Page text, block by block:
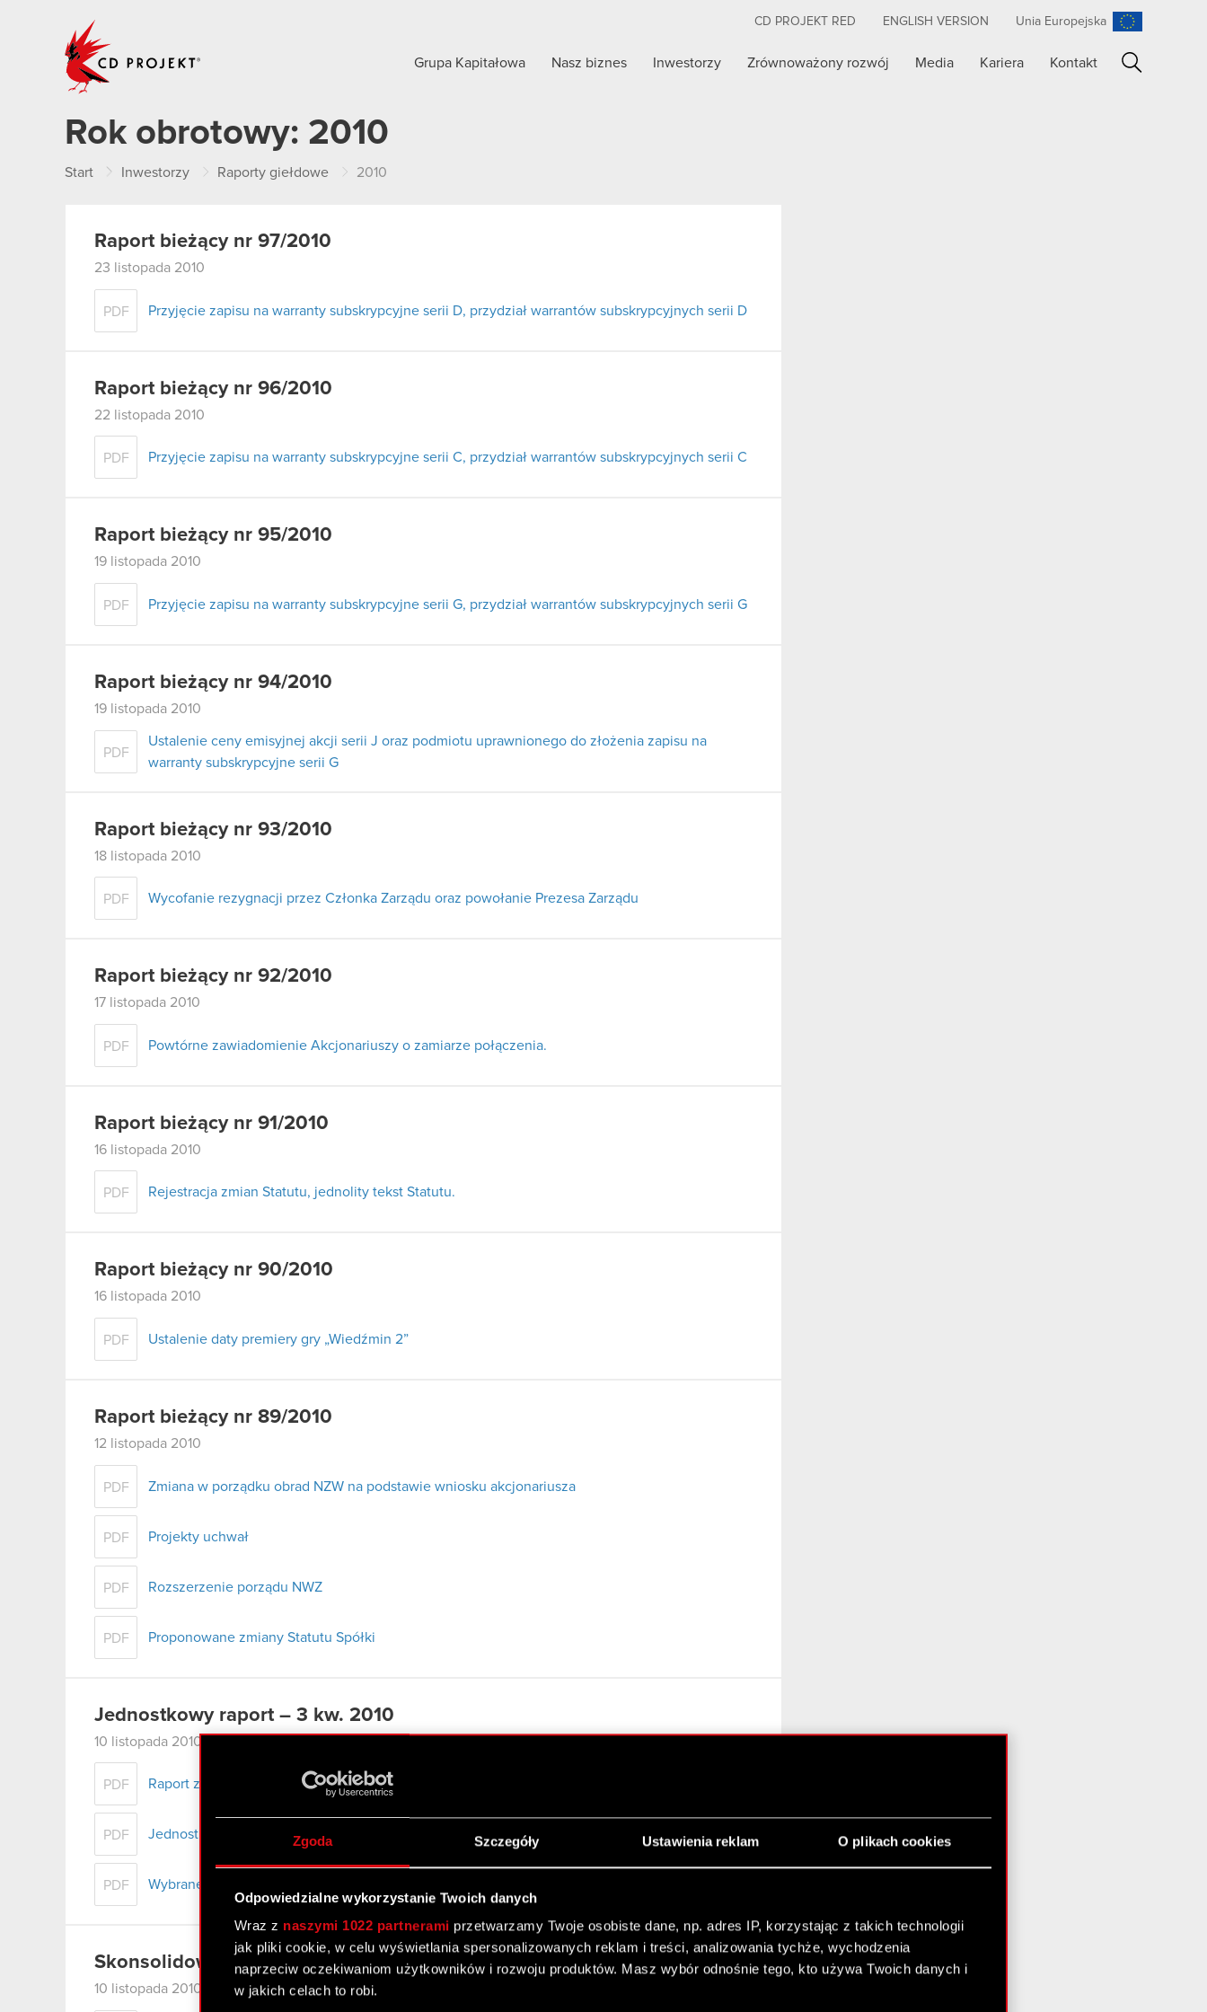
Zgoda Szczegóły Ustawienia reklam O plikach cookies
Odpowiedzialne wykorzystanie Twoich danych
Wraz z naszymi 1022 partnerami przetwarzamy Twoje osobiste dane, np. adres IP, korzystając z takich technologii
jak pliki cookie, w celu wyświetlania spersonalizowanych reklam i treści, analizowania tychże, wychodzenia
naprzeciw oczekiwaniom użytkowników i rozwoju produktów. Masz wybór odnośnie tego, kto używa Twoich danych i
w jakich celach to robi.
CD PROJEKT RED ENGLISH VERSION Unia Europejska
Grupa Kapitałowa Nasz biznes Inwestorzy Zrównoważony rozwój Media Kariera Kontakt
Rok obrotowy: 2010
Start Inwestorzy Raporty giełdowe 2010
Raport bieżący nr 97/2010
23 listopada 2010
PDF Przyjęcie zapisu na warranty subskrypcyjne serii D, przydział warrantów subskrypcyjnych serii D
Raport bieżący nr 96/2010
22 listopada 2010
PDF Przyjęcie zapisu na warranty subskrypcyjne serii C, przydział warrantów subskrypcyjnych serii C
Raport bieżący nr 95/2010
19 listopada 2010
PDF Przyjęcie zapisu na warranty subskrypcyjne serii G, przydział warrantów subskrypcyjnych serii G
Raport bieżący nr 94/2010
19 listopada 2010
PDF
Ustalenie ceny emisyjnej akcji serii J oraz podmiotu uprawnionego do złożenia zapisu na
warranty subskrypcyjne serii G
Raport bieżący nr 93/2010
18 listopada 2010
PDF Wycofanie rezygnacji przez Członka Zarządu oraz powołanie Prezesa Zarządu
Raport bieżący nr 92/2010
17 listopada 2010
PDF Powtórne zawiadomienie Akcjonariuszy o zamiarze połączenia.
Raport bieżący nr 91/2010
16 listopada 2010
PDF Rejestracja zmian Statutu, jednolity tekst Statutu.
Raport bieżący nr 90/2010
16 listopada 2010
PDF Ustalenie daty premiery gry „Wiedźmin 2”
Raport bieżący nr 89/2010
12 listopada 2010
PDF Zmiana w porządku obrad NZW na podstawie wniosku akcjonariusza
PDF Projekty uchwał
PDF Rozszerzenie porządu NWZ
PDF Proponowane zmiany Statutu Spółki
Jednostkowy raport – 3 kw. 2010
10 listopada 2010
PDF Raport za 3 kwartał 2010 r
PDF Jednostkowe sprawozdanie finansowe
PDF Wybrane dane finansowe
Skonsolidowany raport – 3 kw. 2010
10 listopada 2010